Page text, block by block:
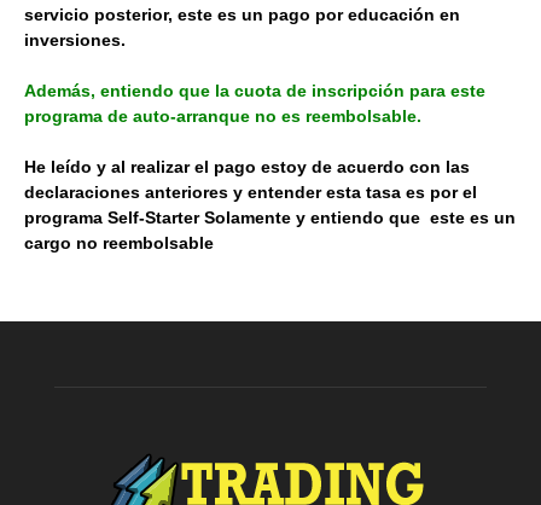
servicio posterior, este es un pago por educación en
inversiones.
Además, entiendo que la cuota de inscripción para este
programa de auto-arranque no es reembolsable.
He leído y al realizar el pago estoy de acuerdo con las
declaraciones anteriores y entender esta tasa es por el
programa Self-Starter Solamente y entiendo que este es un
cargo no reembolsable